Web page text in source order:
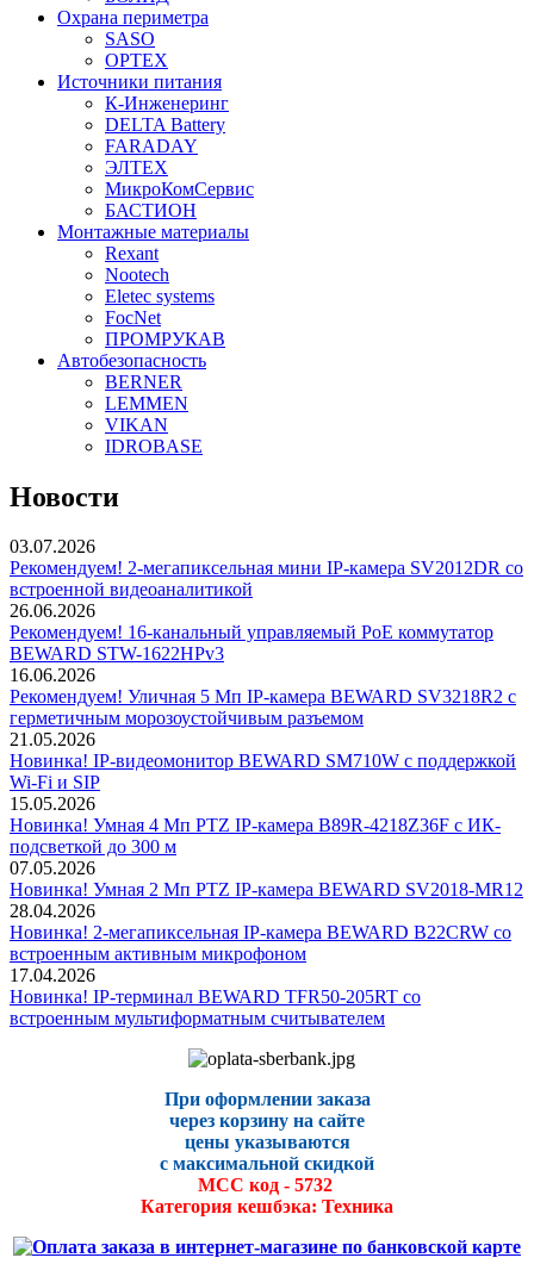
Охрана периметра
SASO
OPTEX
Источники питания
К-Инженеринг
DELTA Battery
FARADAY
ЭЛТЕХ
МикроКомСервис
БАСТИОН
Монтажные материалы
Rexant
Nootech
Eletec systems
FocNet
ПРОМРУКАВ
Автобезопасность
BERNER
LEMMEN
VIKAN
IDROBASE
Новости
03.07.2026
Рекомендуем! 2-мегапиксельная мини IP-камера SV2012DR со
встроенной видеоаналитикой
26.06.2026
Рекомендуем! 16-канальный управляемый PoE коммутатор
BEWARD STW-1622HPv3
16.06.2026
Рекомендуем! Уличная 5 Мп IP-камера BEWARD SV3218R2 с
герметичным морозоустойчивым разъемом
21.05.2026
Новинка! IP-видеомонитор BEWARD SM710W с поддержкой
Wi-Fi и SIP
15.05.2026
Новинка! Умная 4 Мп PTZ IP-камера B89R-4218Z36F с ИК-
подсветкой до 300 м
07.05.2026
Новинка! Умная 2 Мп PTZ IP-камера BEWARD SV2018-MR12
28.04.2026
Новинка! 2-мегапиксельная IP-камера BEWARD B22CRW со
встроенным активным микрофоном
17.04.2026
Новинка! IP-терминал BEWARD TFR50-205RT со
встроенным мультиформатным считывателем
При оформлении заказа
через корзину на сайте
цены указываются
с максимальной скидкой
МСС код - 5732
Категория кешбэка: Техника